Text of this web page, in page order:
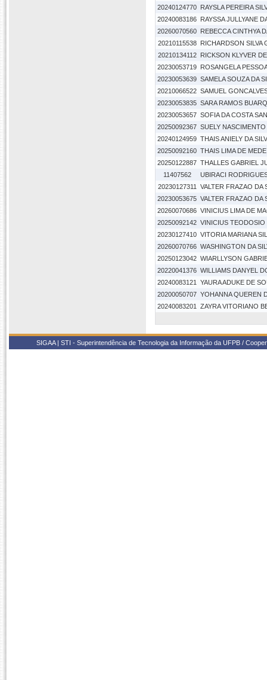
20240124770 RAYSLA PEREIRA
20240083186 RAYSSA JULLYANE
20260070560 REBECCA CINTHYA
20210115538
RICHARDSON SILVA
20210134112
RICKSON KLYVER
20230053719 ROSANGELA
20230053639 SAMELA SOUZA DA
20210066522 SAMUEL
20230053835 SARA RAMOS
20230053657 SOFIA DA COSTA
20250092367 SUELY
20240124959 THAIS ANIELY DA
20250092160 THAIS LIMA DE
20250122887 THALLES GABRIEL
11407562
UBIRACI
20230127311
VALTER FRAZAO DA
20230053675 VALTER FRAZAO DA
20260070686 VINICIUS LIMA DE
20250092142 VINICIUS TEODOSIO
20230127410 VITORIA MARIANA
20260070766 WASHINGTON DA
20250123042 WIARLLYSON
20220041376 WILLIAMS DANYEL
20240083121
YAURA ADUKE DE
20200050707 YOHANNA QUEREN
20240083201
ZAYRA VITORIANO
SIGAA | STI - Superintendência de Tecnologia da Informação da UFPB /